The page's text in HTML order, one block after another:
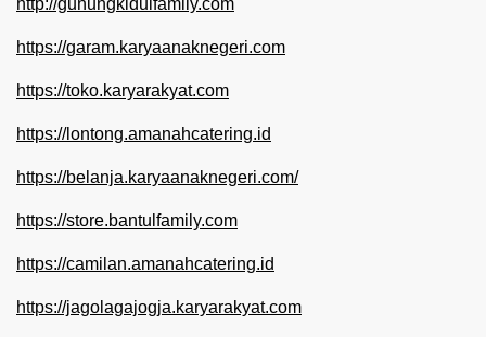
https://garam.karyaanaknegeri.com
https://toko.karyarakyat.com
https://lontong.amanahcatering.id
https://belanja.karyaanaknegeri.com/
https://store.bantulfamily.com
https://camilan.amanahcatering.id
https://jagolagajogja.karyarakyat.com